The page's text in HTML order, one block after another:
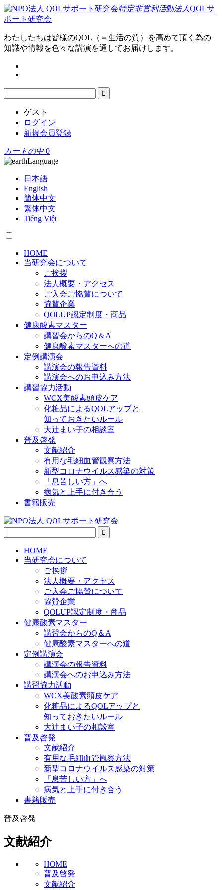
特定非営利活動法人QOLサ
ポート研究会
わたしたちは皆様のQOL（＝生活の質）を高めて頂く為の
知識や情報を色々な講演を通してお届けします。
ゲスト
ログイン
新規会員登録
カートの中 0
Language
日本語
English
簡体中文
繁体中文
Tiếng Việt
HOME
当研究会について
ご挨拶
法人概要・アクセス
ご入会ご協賛について
協賛企業
QOLUP認定制度・商品
健康酸素マスター
講習会からのQ＆A
健康酸素マスターへの道
定例講演会
講演会の報告資料
講演会へのお申込み方法
講習協力活動
WOX美酸素頭皮ケア
化粧品によるQOLアップと
知っておきたいルール
大辻まい子の相談室
普及啓発
文献紹介
有用な毛細血管観察方法
新型コロナウイルス感染の対策
「息苦しい方」へ
病気と上手に付き合う
書籍販売
HOME
当研究会について
ご挨拶
法人概要・アクセス
ご入会ご協賛について
協賛企業
QOLUP認定制度・商品
健康酸素マスター
講習会からのQ＆A
健康酸素マスターへの道
定例講演会
講演会の報告資料
講演会へのお申込み方法
講習協力活動
WOX美酸素頭皮ケア
化粧品によるQOLアップと
知っておきたいルール
大辻まい子の相談室
普及啓発
文献紹介
有用な毛細血管観察方法
新型コロナウイルス感染の対策
「息苦しい方」へ
病気と上手に付き合う
書籍販売
普及啓発
文献紹介
HOME
普及啓発
文献紹介